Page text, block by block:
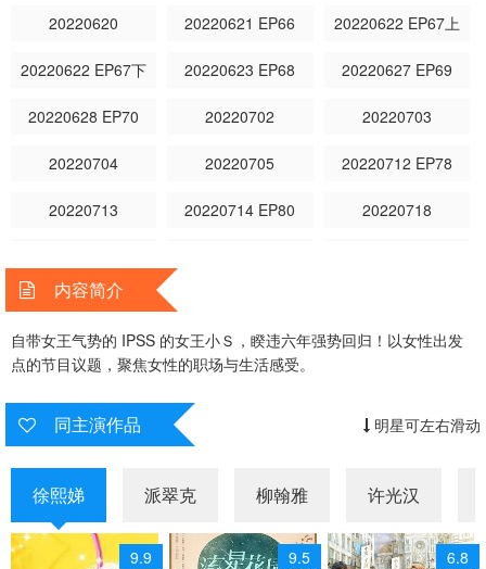
20220620 20220621 EP66 20220622 EP67上
20220622 EP67下 20220623 EP68 20220627 EP69
20220628 EP70 20220702 20220703
20220704 20220705 20220712 EP78
20220713 20220714 EP80 20220718
20220727
20220812 20220818 20220819
20220905
20220908 20220909 20220912
20220913 20220914 20220915
内容简介
自带女王气势的 IPSS 的女王小Ｓ，睽违六年强势回归！以女性出发
点的节目议题，聚焦女性的职场与生活感受。
同主演作品 明星可左右滑动
徐熙娣 派翠克 柳翰雅 许光汉
9.9 9.5 6.8